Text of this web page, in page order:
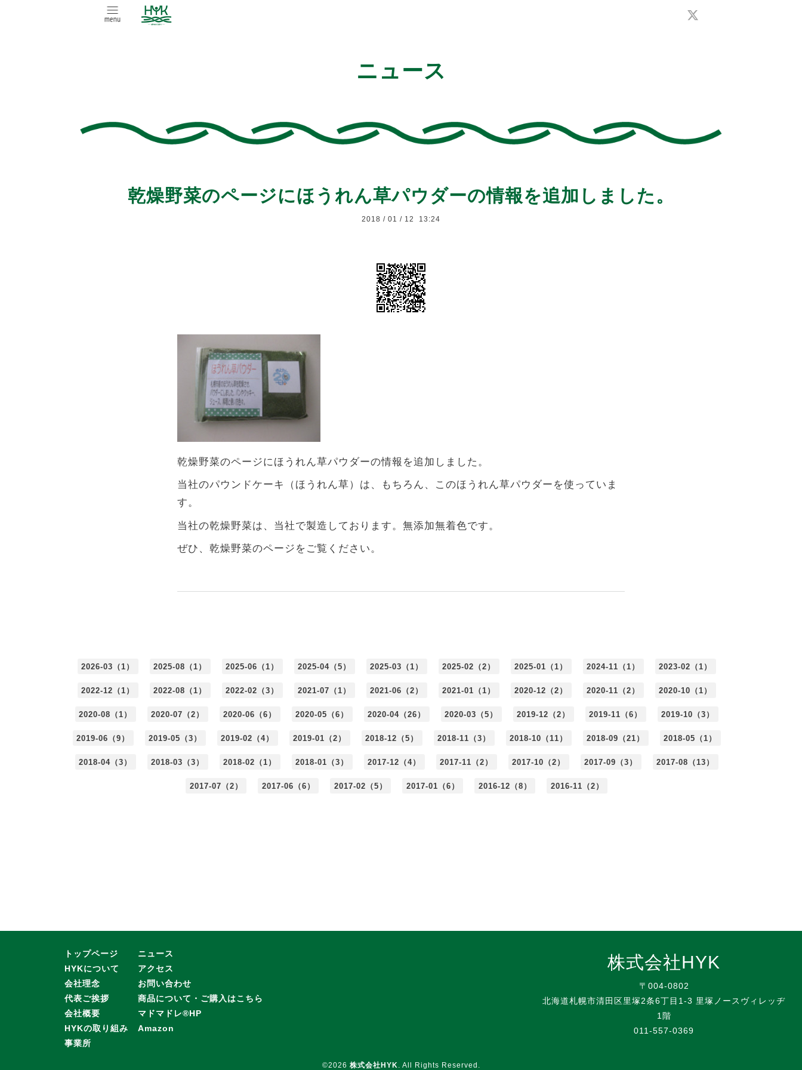
ニュース
乾燥野菜のページにほうれん草パウダーの情報を追加しました。
2018 / 01 / 12 13:24
乾燥野菜のページにほうれん草パウダーの情報を追加しました。
当社のパウンドケーキ（ほうれん草）は、もちろん、このほうれん草パウダーを使っていま
す。
当社の乾燥野菜は、当社で製造しております。無添加無着色です。
ぜひ、乾燥野菜のページをご覧ください。
2026-03（1） 2025-08（1） 2025-06（1） 2025-04（5） 2025-03（1） 2025-02（2） 2025-01（1） 2024-11（1） 2023-02（1）
2022-12（1） 2022-08（1） 2022-02（3） 2021-07（1） 2021-06（2） 2021-01（1） 2020-12（2） 2020-11（2） 2020-10（1）
2020-08（1） 2020-07（2） 2020-06（6） 2020-05（6） 2020-04（26） 2020-03（5） 2019-12（2） 2019-11（6） 2019-10（3）
2019-06（9） 2019-05（3） 2019-02（4） 2019-01（2） 2018-12（5） 2018-11（3） 2018-10（11） 2018-09（21） 2018-05（1）
2018-04（3） 2018-03（3） 2018-02（1） 2018-01（3） 2017-12（4） 2017-11（2） 2017-10（2） 2017-09（3） 2017-08（13）
2017-07（2） 2017-06（6） 2017-02（5） 2017-01（6） 2016-12（8） 2016-11（2）
トップページ
HYKについて
会社理念
代表ご挨拶
会社概要
HYKの取り組み
事業所
ニュース
アクセス
お問い合わせ
商品について・ご購入はこちら
マドマドレ®HP
Amazon
株式会社HYK
〒004-0802
北海道札幌市清田区里塚2条6丁目1-3 里塚ノースヴィレッヂ
1階
011-557-0369
©2026 株式会社HYK. All Rights Reserved.